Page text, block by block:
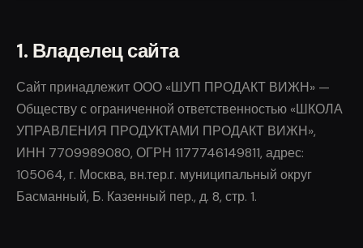
1. Владелец сайта
Сайт принадлежит ООО «ШУП ПРОДАКТ ВИЖН» —
Обществу с ограниченной ответственностью «ШКОЛА
УПРАВЛЕНИЯ ПРОДУКТАМИ ПРОДАКТ ВИЖН»,
ИНН 7709989080, ОГРН 1177746149811, адрес:
105064, г. Москва, вн.тер.г. муниципальный округ
Басманный, Б. Казенный пер., д. 8, стр. 1.